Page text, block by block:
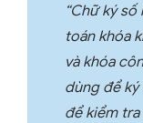
“Chữ ký
toán khóa
và khóa
dùng để
để kiểm